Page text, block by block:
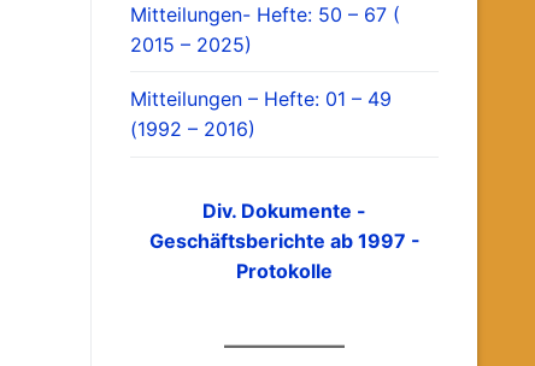
Mitteilungen- Hefte: 50 – 67 (
2015 – 2025)
Mitteilungen – Hefte: 01 – 49
(1992 – 2016)
Div. Dokumente -
Geschäftsberichte ab 1997 -
Protokolle